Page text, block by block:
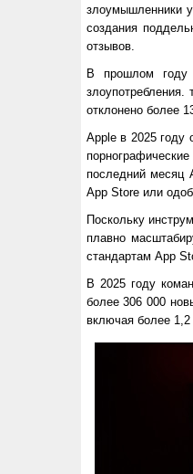
злоумышленники
создания
отзывов.
В прошлом году
отклонено более
Apple в 2025 году
последний месяц
App Store или
Поскольку
плавно
стандартам App
В 2025 году
более 306 000
включая более